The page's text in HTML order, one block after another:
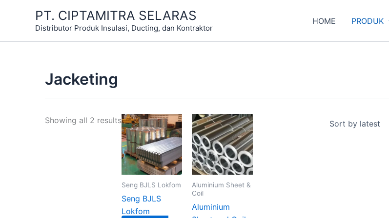
PT. CIPTAMITRA SELARAS
Distributor Produk Insulasi, Ducting, dan Kontraktor
HOME PRODUK
Jacketing
Showing all 2 results
by
latest
Seng BJLS Lokfom
Seng BJLS
Lokfom
Aluminium Sheet &
Coil
Aluminium